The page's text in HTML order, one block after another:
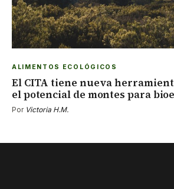
ALIMENTOS ECOLÓGICOS
El CITA tiene nueva
el potencial de montes para
Por Victoria H.M.